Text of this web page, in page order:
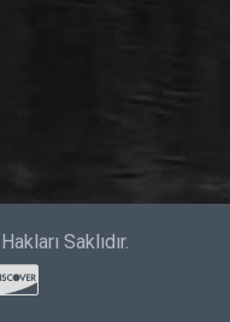
Saklıdır.